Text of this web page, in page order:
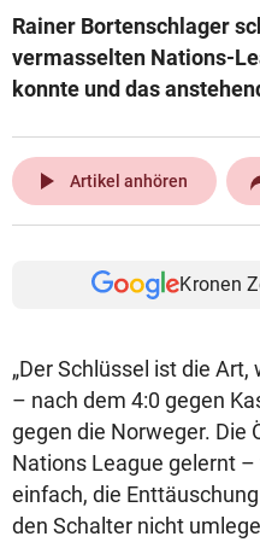
Rainer Bortenschlager
vermasselten Nations-
konnte und das
play_arrow Artikel anhören
Kronen
„Der Schlüssel ist die
– nach dem 4:0 gegen
gegen die Norweger. Die
Nations League gelernt
einfach, die
den Schalter nicht